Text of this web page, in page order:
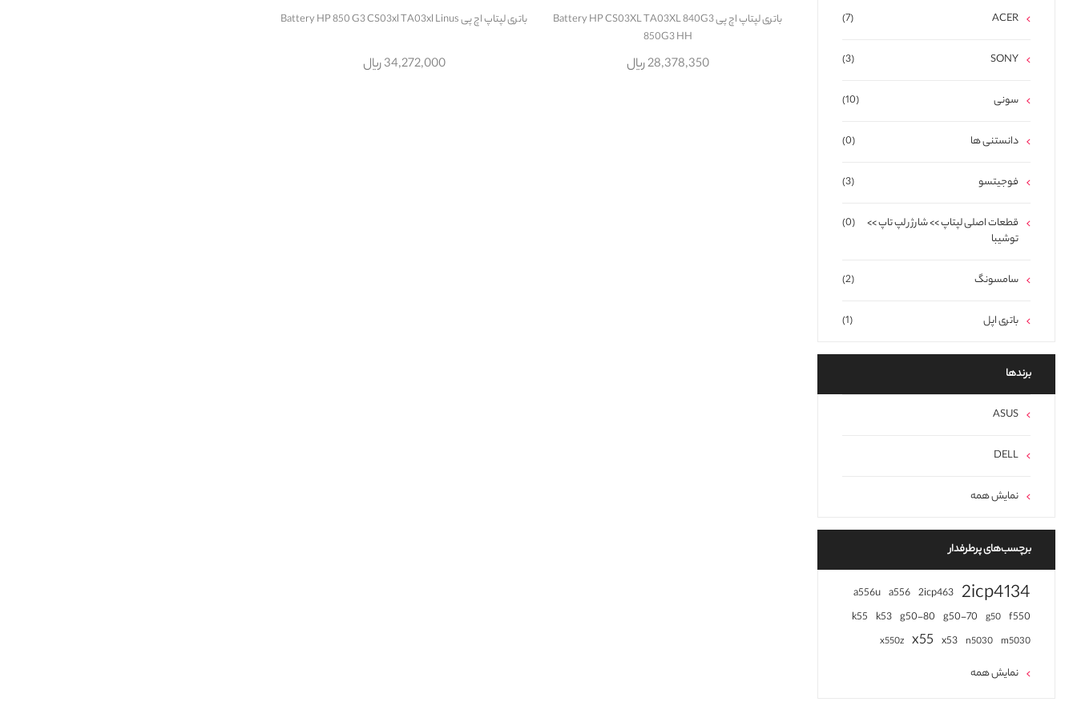
باتری لپتاپ اچ پی Battery HP CS03XL TA03XL 840G3
850G3 HH
28,378,350 ریال
باتری لپتاپ اچ پی Battery HP 850 G3 CS03xl TA03xl Linus
34,272,000 ریال
(7) ACER
(3) SONY
(10) سونی
(0) دانستنی ها
(3) فوجیتسو
(0)
قطعات اصلی لپتاپ >> شارژر لپ تاپ >>
توشیبا
(2) سامسونگ
(1) باتری اپل
برند‌ها
ASUS
DELL
نمایش همه
برچسب‌های پرطرفدار
2icp4134
2icp463
a556
a556u
f550
g50
g50-70
g50-80
k53
k55
m5030
n5030
x53
x55
x550z
نمایش همه